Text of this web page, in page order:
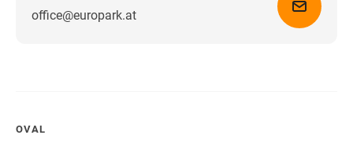
office@europark.atWegbeschreibung erhalten
OVAL